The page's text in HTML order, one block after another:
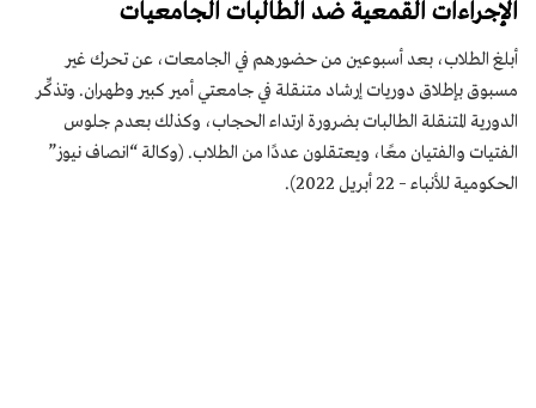
الإجراءات القمعية ضد الطالبات الجامعيات
أبلغ الطلاب، بعد أسبوعين من حضورهم في الجامعات، عن تحرك غير
مسبوق بإطلاق دوريات إرشاد متنقلة في جامعتي أمير كبير وطهران. وتذكِّر
الدورية المتنقلة الطالبات بضرورة ارتداء الحجاب، وكذلك بعدم جلوس
الفتيات والفتيان معًا، ويعتقلون عددًا من الطلاب. (وكالة “انصاف نيوز”
الحكومية للأنباء – 22 أبريل 2022).